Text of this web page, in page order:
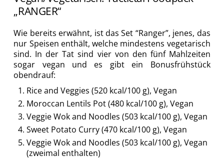
„RANGER“
Wie bereits erwähnt, ist das Set “Ranger”, jenes, das
nur Speisen enthält, welche mindestens vegetarisch
sind. In der Tat sind vier von den fünf Mahlzeiten
sogar vegan und es gibt ein Bonusfrühstück
obendrauf:
Rice and Veggies (520 kcal/100 g), Vegan
Moroccan Lentils Pot (480 kcal/100 g), Vegan
Veggie Wok and Noodles (503 kcal/100 g), Vegan
Sweet Potato Curry (470 kcal/100 g), Vegan
Veggie Wok and Noodles (503 kcal/100 g), Vegan
(zweimal enthalten)